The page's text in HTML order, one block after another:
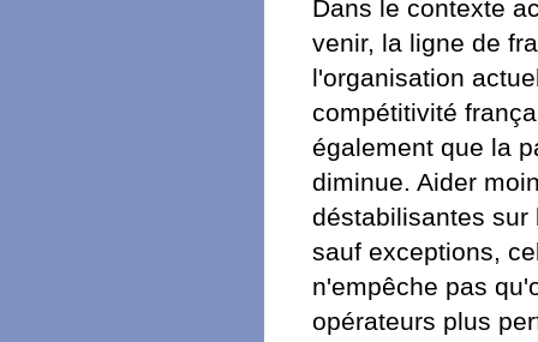
Dans le contexte
venir, la ligne de
l'organisation
compétitivité
également que la
diminue. Aider
déstabilisantes sur
sauf exceptions,
n'empêche pas
opérateurs plus